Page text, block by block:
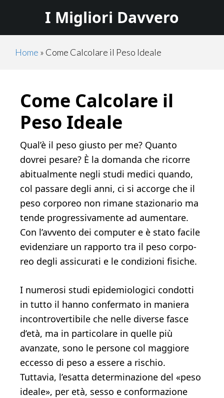
main
content
primary
sidebar
I Migliori Davvero
Home » Come Calcolare il Peso Ideale
Come Calcolare il
Peso Ideale
Qual’è il peso giusto per me? Quanto
dovrei pesare? È la do­manda che ricorre
abitualmente negli studi medici quando,
col passare degli anni, ci si accorge che il
peso corporeo non rimane stazionario ma
tende progressivamente ad aumentare.
Con l’avvento dei com­puter e è stato facile
evidenziare un rapporto tra il peso corpo­
reo degli assicurati e le condizioni fisiche.
I numerosi studi epidemiologici condotti
in tutto il hanno confermato in maniera
incontrovertibile che nelle di­verse fasce
d’età, ma in particolare in quelle più
avanzate, so­no le persone col maggiore
eccesso di peso a essere a rischio.
Tuttavia, l’esatta determinazione del «peso
ideale», per età, sesso e conformazione